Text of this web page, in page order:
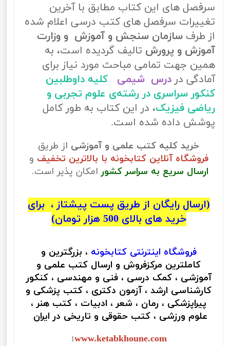
سرفصل های این کتاب مطابق با آخرین
تغییرات سرفصل های کتب درسی اعلام شده
از طرف سازمان سنجش و آموزش و وزارت
آموزش و پرورش تالیف گردیده است، به
همین جهت تمامی مباحث مورد نیاز برای
آمادگی در درس شیمی
کلیه داوطلبین
کنکور سراسری در رشته‌ی علوم تجربی و
ریاضی فیزیک، در این کتاب به طور کامل
پوشش داده شده است.
خرید کلیه کتب علمی و آموزشی از طریق
فروشگاه آنلاین کتابخونه با بالاترین تخفیف و
ارسال سریع به سراسر کشور امکان پذیر است.
(ارسال رایگان از طریق پست پیشتاز ، برای
خرید های بالای 500 هزار تومان)
فروشگاه اینترنتی کتابخونه ، بزرگترین و
کاملترین مرکزفروش و ارسال کتب علمی و
آموزشی ، کمک درسی ، فنی و مهندسی ، کنکور
کارشناسی ارشد ، آزمون دکتری ، کتب پزشکی و
پیراپزشکی ، رمان ، شعر ، ادبیات ، کتب هنر ،
علوم ورزشی ، کتب حقوقی و تاریخی در ایران
1www.ketabkhoune.com